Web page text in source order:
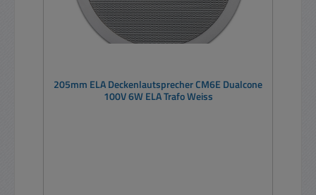
205mm ELA Deckenlautsprecher CM6E Dualcone
100V 6W ELA Trafo Weiss